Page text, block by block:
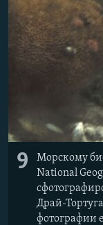
9
Морскому
National
Драй-
фотографии